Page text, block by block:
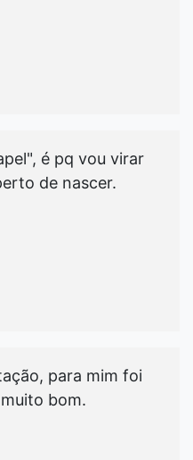
é pq vou virar
de nascer.
para mim foi
bom.